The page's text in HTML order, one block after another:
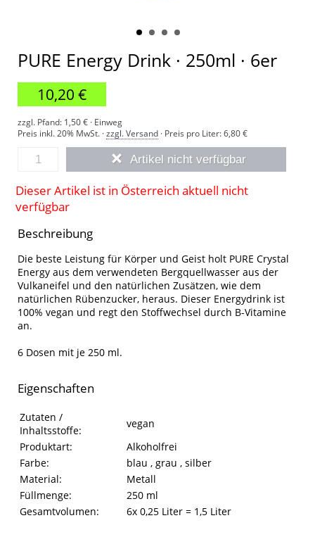
PURE Energy Drink · 250ml · 6er
10,20 €
zzgl. Pfand: 1,50 € · Einweg
Preis inkl. 20% MwSt. ·zzgl. Versand · Preis pro Liter:6,80 €
Artikel nicht verfügbar
Dieser Artikel ist in Österreich aktuell nicht
verfügbar
Beschreibung
Die beste Leistung für Körper und Geist holt PURE Crystal
Energy aus dem verwendeten Bergquellwasser aus der
Vulkaneifel und den natürlichen Zusätzen, wie dem
natürlichen Rübenzucker, heraus. Dieser Energydrink ist
100% vegan und regt den Stoffwechsel durch B-Vitamine
an.
6 Dosen mit je 250 ml.
Eigenschaften
Eigenschaften des Produkts
Eigenschaft
Zutaten /
Inhaltsstoffe:
vegan
Produktart:
Alkoholfrei
Farbe:
blau , grau , silber
Material:
Metall
Füllmenge:
250 ml
Gesamtvolumen:
6x 0,25 Liter = 1,5 Liter